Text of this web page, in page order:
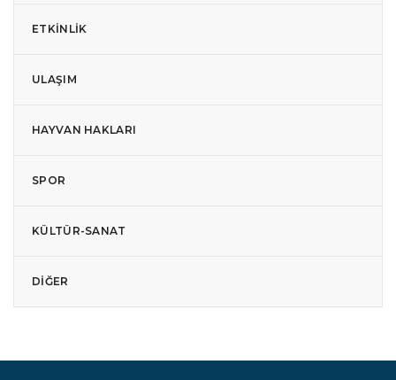
ETKINLIK
ULAŞIM
HAYVAN HAKLARI
SPOR
KÜLTÜR-SANAT
DIĞER